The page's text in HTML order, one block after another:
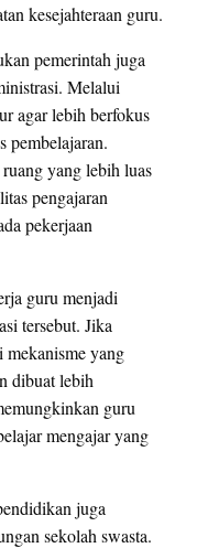
kesejahteraan guru.
pemerintah juga
Melalui
agar lebih berfokus
pembelajaran.
yang lebih luas
pengajaran
pekerjaan
guru menjadi
tersebut. Jika
yang
dibuat lebih
guru
mengajar yang
juga
sekolah swasta.